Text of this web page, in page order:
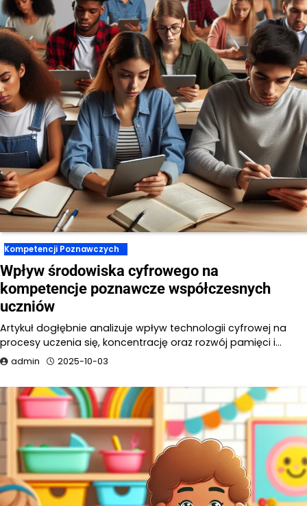
Kompetencji Poznawczych
Wpływ środowiska cyfrowego na
kompetencje poznawcze współczesnych
uczniów
Artykuł dogłębnie analizuje wpływ technologii cyfrowej na
procesy uczenia się, koncentrację oraz rozwój pamięci i…
admin 2025-10-03